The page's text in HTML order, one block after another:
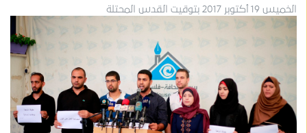
الخميس 19 أكتوبر 2017 بتوقيت القدس المحتلة